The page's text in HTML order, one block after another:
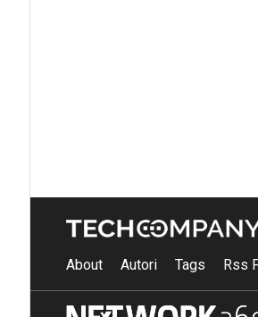
About Autori Tags Rss